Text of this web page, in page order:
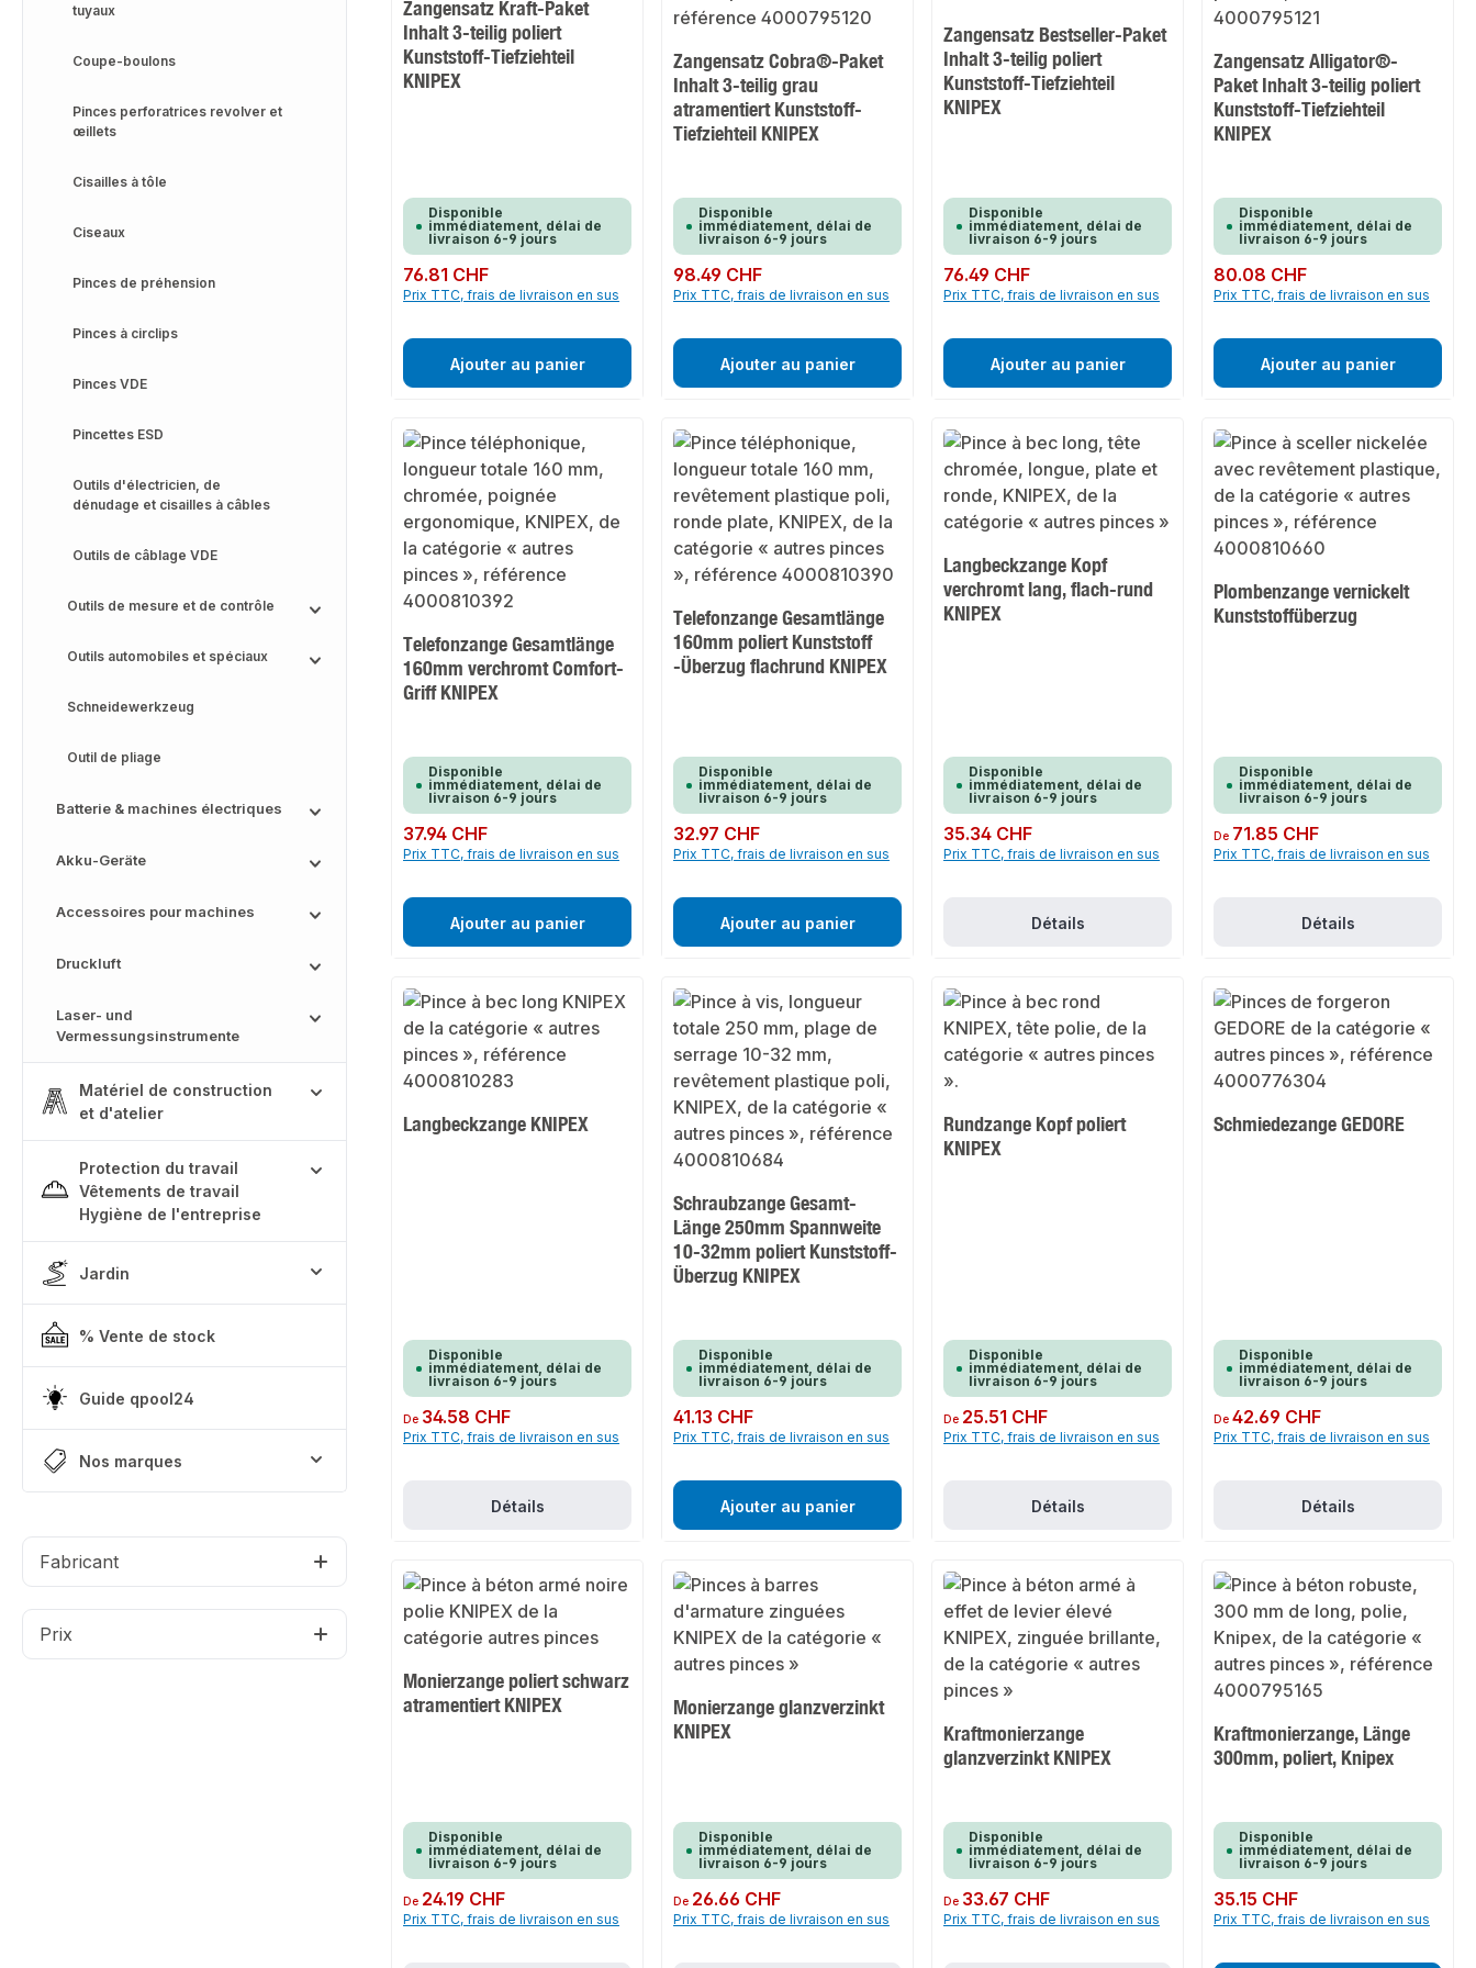
tuyaux
Coupe-boulons
Pinces perforatrices revolver et
œillets
Cisailles à tôle
Ciseaux
Pinces de préhension
Pinces à circlips
Pinces VDE
Pincettes ESD
Outils d'électricien, de
dénudage et cisailles à câbles
Outils de câblage VDE
Outils de mesure et de contrôle
Outils automobiles et spéciaux
Schneidewerkzeug
Outil de pliage
Batterie & machines électriques
Akku-Geräte
Accessoires pour machines
Druckluft
Laser- und
Vermessungsinstrumente
Matériel de construction
et d'atelier
Protection du travail
Vêtements de travail
Hygiène de l'entreprise
Jardin
% Vente de stock
Guide qpool24
Nos marques
Fabricant
Prix
Zangensatz Kraft-Paket
Inhalt 3-teilig poliert
Kunststoff-Tiefziehteil
KNIPEX
Disponible
immédiatement, délai de
livraison 6-9 jours
Prix régulier :
76.81 CHF
Prix TTC, frais de livraison en sus
Ajouter au panier
Zangensatz Cobra®-Paket
Inhalt 3-teilig grau
atramentiert Kunststoff-
Tiefziehteil KNIPEX
Disponible
immédiatement, délai de
livraison 6-9 jours
Prix régulier :
98.49 CHF
Prix TTC, frais de livraison en sus
Ajouter au panier
Zangensatz Bestseller-Paket
Inhalt 3-teilig poliert
Kunststoff-Tiefziehteil
KNIPEX
Disponible
immédiatement, délai de
livraison 6-9 jours
Prix régulier :
76.49 CHF
Prix TTC, frais de livraison en sus
Ajouter au panier
Zangensatz Alligator®-
Paket Inhalt 3-teilig poliert
Kunststoff-Tiefziehteil
KNIPEX
Disponible
immédiatement, délai de
livraison 6-9 jours
Prix régulier :
80.08 CHF
Prix TTC, frais de livraison en sus
Ajouter au panier
Telefonzange Gesamtlänge
160mm verchromt Comfort-
Griff KNIPEX
Disponible
immédiatement, délai de
livraison 6-9 jours
Prix régulier :
37.94 CHF
Prix TTC, frais de livraison en sus
Ajouter au panier
Telefonzange Gesamtlänge
160mm poliert Kunststoff
-Überzug flachrund KNIPEX
Disponible
immédiatement, délai de
livraison 6-9 jours
Prix régulier :
32.97 CHF
Prix TTC, frais de livraison en sus
Ajouter au panier
Langbeckzange Kopf
verchromt lang, flach-rund
KNIPEX
Disponible
immédiatement, délai de
livraison 6-9 jours
Prix régulier :
35.34 CHF
Prix TTC, frais de livraison en sus
Détails
Plombenzange vernickelt
Kunststoffüberzug
Disponible
immédiatement, délai de
livraison 6-9 jours
Prix régulier :
De 71.85 CHF
Prix TTC, frais de livraison en sus
Détails
Langbeckzange KNIPEX
Disponible
immédiatement, délai de
livraison 6-9 jours
Prix régulier :
De 34.58 CHF
Prix TTC, frais de livraison en sus
Détails
Schraubzange Gesamt-
Länge 250mm Spannweite
10-32mm poliert Kunststoff-
Überzug KNIPEX
Disponible
immédiatement, délai de
livraison 6-9 jours
Prix régulier :
41.13 CHF
Prix TTC, frais de livraison en sus
Ajouter au panier
Rundzange Kopf poliert
KNIPEX
Disponible
immédiatement, délai de
livraison 6-9 jours
Prix régulier :
De 25.51 CHF
Prix TTC, frais de livraison en sus
Détails
Schmiedezange GEDORE
Disponible
immédiatement, délai de
livraison 6-9 jours
Prix régulier :
De42.69 CHF
Prix TTC, frais de livraison en sus
Détails
Monierzange poliert schwarz
atramentiert KNIPEX
Disponible
immédiatement, délai de
livraison 6-9 jours
Prix régulier :
De 24.19 CHF
Prix TTC, frais de livraison en sus
Monierzange glanzverzinkt
KNIPEX
Disponible
immédiatement, délai de
livraison 6-9 jours
Prix régulier :
De 26.66 CHF
Prix TTC, frais de livraison en sus
Kraftmonierzange
glanzverzinkt KNIPEX
Disponible
immédiatement, délai de
livraison 6-9 jours
Prix régulier :
De 33.67 CHF
Prix TTC, frais de livraison en sus
Kraftmonierzange, Länge
300mm, poliert, Knipex
Disponible
immédiatement, délai de
livraison 6-9 jours
Prix régulier :
35.15 CHF
Prix TTC, frais de livraison en sus